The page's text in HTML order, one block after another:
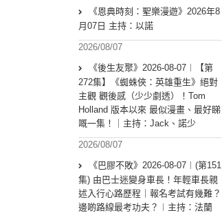
《恩典時刻：聖樂漫遊》2026年8
月07日 主持：以諾
2026/08/07
《後生友聚》2026-08-07︱【第
272集】《蜘蛛俠：英雄重生》絕對
主觀 觀後感（少少劇透）！Tom
Holland 版本以來 最似漫畫、最好睇
嘅一集！｜主持：Jack、諾少
2026/08/07
《巴膠不敗》2026-08-07︱(第151
集) 由巴士迷變身車長！年輕車長親
述入行心路歷程｜報名考試有幾難？
邊啲路線最考功夫？︱主持：法蘭